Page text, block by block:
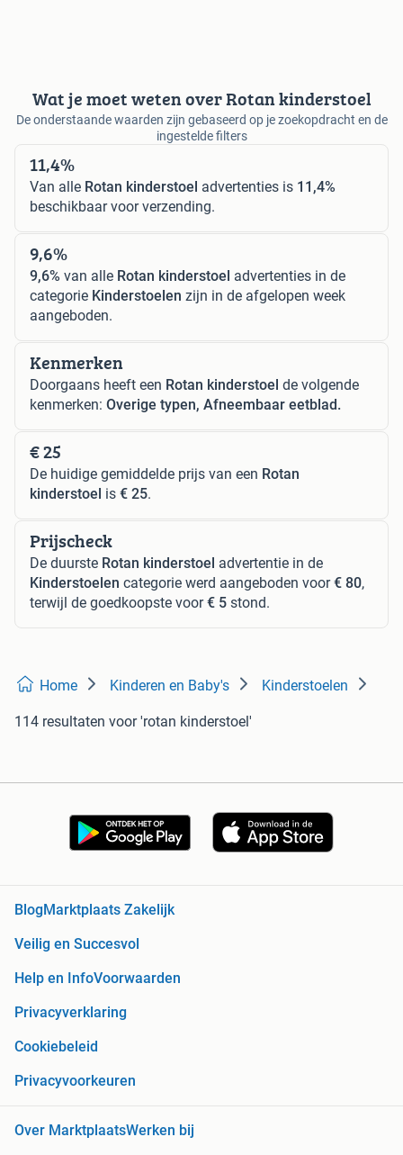
Wat je moet weten over Rotan kinderstoel
De onderstaande waarden zijn gebaseerd op je zoekopdracht en de
ingestelde filters
11,4%
Van alle Rotan kinderstoel advertenties is 11,4%
beschikbaar voor verzending.
9,6%
9,6% van alle Rotan kinderstoel advertenties in de
categorie Kinderstoelen zijn in de afgelopen week
aangeboden.
Kenmerken
Doorgaans heeft een Rotan kinderstoel de volgende
kenmerken: Overige typen, Afneembaar eetblad.
€ 25
De huidige gemiddelde prijs van een Rotan
kinderstoel is € 25.
Prijscheck
De duurste Rotan kinderstoel advertentie in de
Kinderstoelen categorie werd aangeboden voor€ 80,
terwijl de goedkoopste voor€ 5 stond.
Home Kinderen en Baby's Kinderstoelen
114 resultaten voor 'rotan kinderstoel'
BlogMarktplaats Zakelijk
Veilig en Succesvol
Help en InfoVoorwaarden
Privacyverklaring
Cookiebeleid
Privacyvoorkeuren
Over MarktplaatsWerken bij